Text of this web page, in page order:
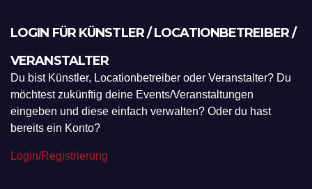
LOGIN FÜR KÜNSTLER / LOCATIONBETREIBER /
VERANSTALTER
Du bist Künstler, Locationbetreiber oder Veranstalter? Du
möchtest zukünftig deine Events/Veranstaltungen
eingeben und diese einfach verwalten? Oder du hast
bereits ein Konto?
Login/Registrierung